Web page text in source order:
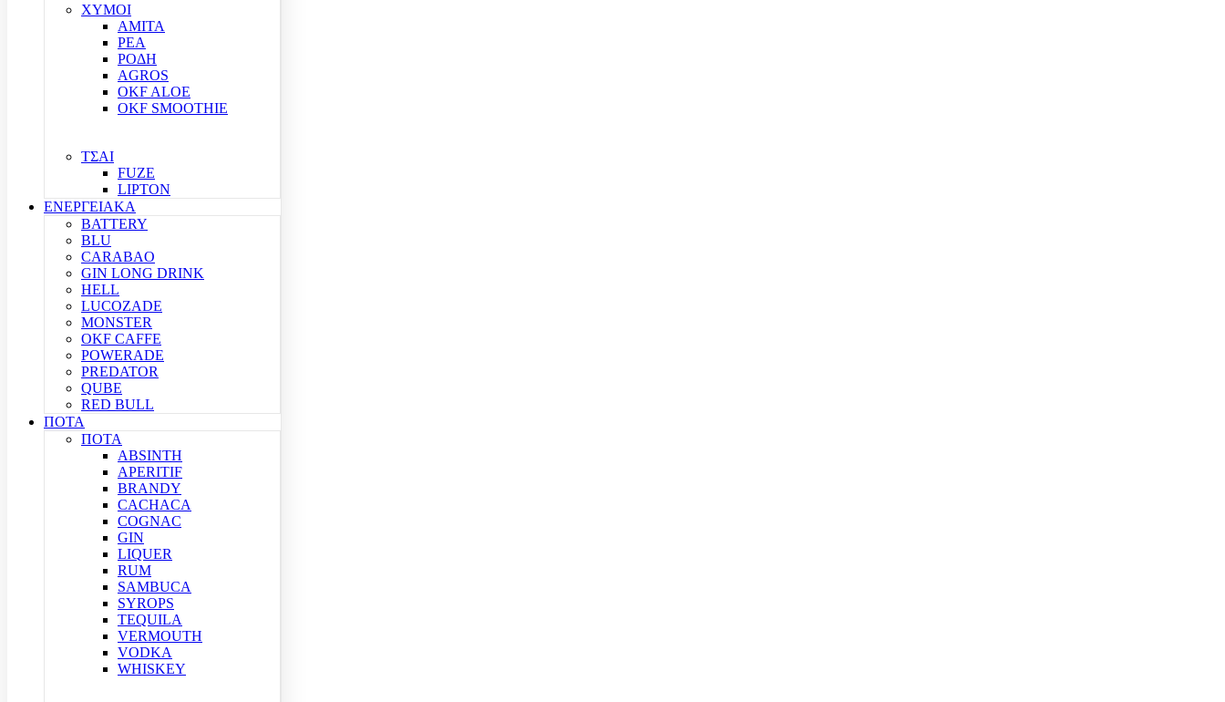
ΧΥΜΟΙ
ΑΜΙΤΑ
ΡΕΑ
ΡΟΔΗ
AGROS
OKF ALOE
OKF SMOOTHIE
ΤΣΑΙ
FUZE
LIPTON
ΕΝΕΡΓΕΙΑΚΑ
BATTERY
BLU
CARABAO
GIN LONG DRINK
HELL
LUCOZADE
MONSTER
OKF CAFFE
POWERADE
PREDATOR
QUBE
RED BULL
ΠΟΤΑ
ΠΟΤΑ
ABSINTH
APERITIF
BRANDY
CACHACA
COGNAC
GIN
LIQUER
RUM
SAMBUCA
SYROPS
TEQUILA
VERMOUTH
VODKA
WHISKEY